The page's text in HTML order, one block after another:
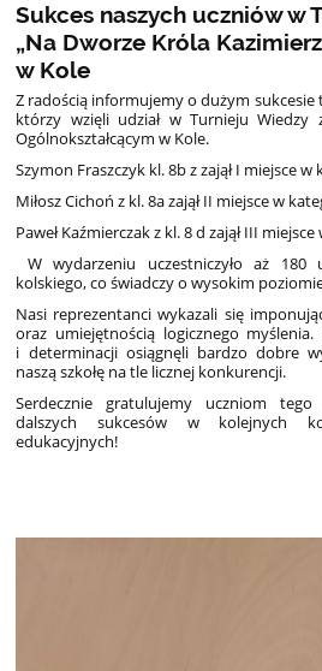
Sukces naszych uczniów w
„Na Dworze Króla
w Kole
Z radością informujemy o dużym sukcesie
którzy wzięli udział w Turnieju Wiedzy
Ogólnokształcącym w Kole.
Szymon Fraszczyk kl. 8b z zajął I miejsce
Miłosz Cichoń z kl. 8a zajął II miejsce w
Paweł Kaźmierczak z kl. 8 d zajął III
W wydarzeniu uczestniczyło aż 180
kolskiego, co świadczy o wysokim
Nasi reprezentanci wykazali się
oraz umiejętnością logicznego
i determinacji osiągnęli bardzo dobre
naszą szkołę na tle licznej konkurencji.
Serdecznie gratulujemy uczniom
dalszych sukcesów w kolejnych
edukacyjnych!